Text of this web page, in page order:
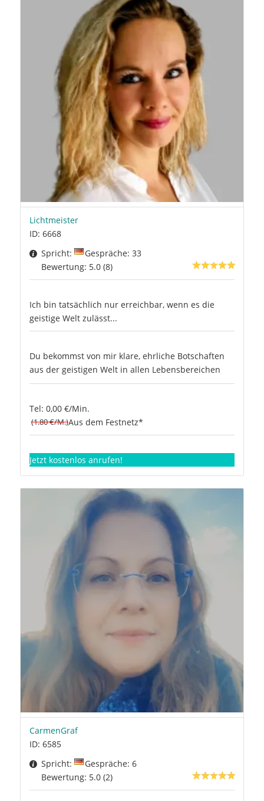
Lichtmeister
ID: 6668
Spricht:
Gespräche: 33
Bewertung: 5.0 (8)
Ich bin tatsächlich nur erreichbar, wenn es die
geistige Welt zulässt...
Du bekommst von mir klare, ehrliche Botschaften
aus der geistigen Welt in allen Lebensbereichen
Tel: 0,00 €/Min.
(1.80 €/M.)Aus dem Festnetz*
Jetzt kostenlos anrufen!
CarmenGraf
ID: 6585
Spricht:
Gespräche: 6
Bewertung: 5.0 (2)